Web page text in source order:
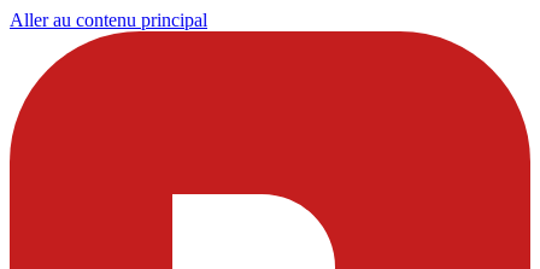
Aller au contenu principal